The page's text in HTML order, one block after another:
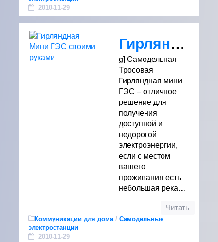
2010-11-29
Гирляндная Мини ГЭС своими руками
g] Самодельная
Тросовая
Гирляндная мини
ГЭС – отличное
решение для
получения
доступной и
недорогой
электроэнергии,
если с местом
вашего
проживания есть
небольшая река....
Читать
Коммуникации для дома/ Самодельные
электростанции
2010-11-29